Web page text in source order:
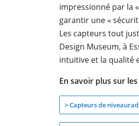
impressionné par la
garantir une «
Les capteurs tout
Design Museum, à
intuitive et la qualité
En savoir plus sur
> Capteurs de niveau